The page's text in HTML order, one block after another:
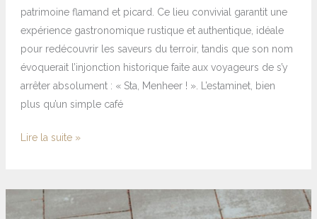
patrimoine flamand et picard. Ce lieu convivial garantit une
expérience gastronomique rustique et authentique, idéale
pour redécouvrir les saveurs du terroir, tandis que son nom
évoquerait l’injonction historique faite aux voyageurs de s’y
arrêter absolument : « Sta, Menheer ! ». L’estaminet, bien
plus qu’un simple café
Lire la suite »
bandonéon